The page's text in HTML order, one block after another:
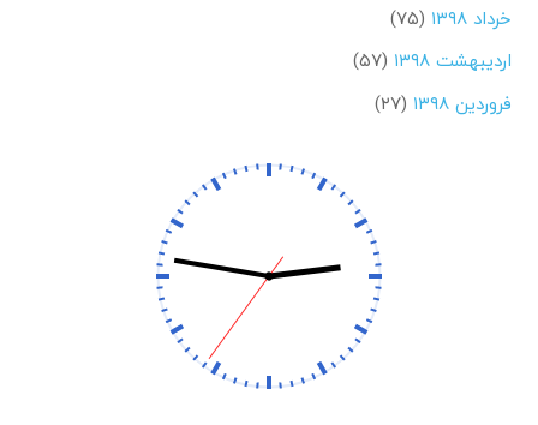
خرداد ۱۳۹۸
(۷۵)
اردیبهشت ۱۳۹۸
(۵۷)
فروردین ۱۳۹۸
(۲۷)